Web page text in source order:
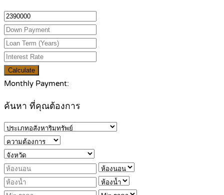
Calculate
Monthly Payment:
ค้นหา ที่คุณต้องการ